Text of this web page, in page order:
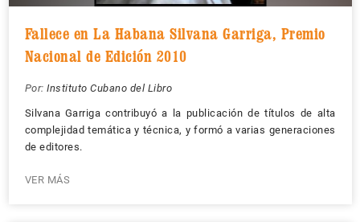
Fallece en La Habana Silvana Garriga, Premio
Nacional de Edición 2010
Por: Instituto Cubano del Libro
Silvana Garriga contribuyó a la publicación de títulos de alta
complejidad temática y técnica, y formó a varias generaciones
de editores.
VER MÁS